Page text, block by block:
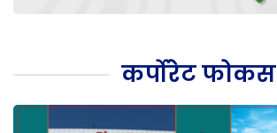
कर्पोरेट फोकस